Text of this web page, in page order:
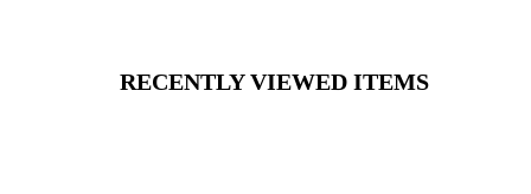
RECENTLY VIEWED ITEMS